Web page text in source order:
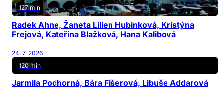
127 min
Radek Ahne, Žaneta Lilien Hubinková, Kristýna
Frejová, Kateřina Blažková, Hana Kalibová
24. 7. 2026
120 min
Jarmila Podhorná, Bára Fišerová, Libuše Addarová